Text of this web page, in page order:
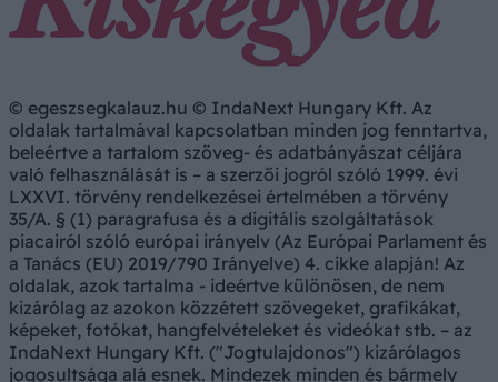
© egeszsegkalauz.hu © IndaNext Hungary Kft. Az
oldalak tartalmával kapcsolatban minden jog fenntartva,
beleértve a tartalom szöveg- és adatbányászat céljára
való felhasználását is – a szerzői jogról szóló 1999. évi
LXXVI. törvény rendelkezései értelmében a törvény
35/A. § (1) paragrafusa és a digitális szolgáltatások
piacairól szóló európai irányelv (Az Európai Parlament és
a Tanács (EU) 2019/790 Irányelve) 4. cikke alapján! Az
oldalak, azok tartalma - ideértve különösen, de nem
kizárólag az azokon közzétett szövegeket, grafikákat,
képeket, fotókat, hangfelvételeket és videókat stb. – az
IndaNext Hungary Kft. ("Jogtulajdonos") kizárólagos
jogosultsága alá esnek. Mindezek minden és bármely